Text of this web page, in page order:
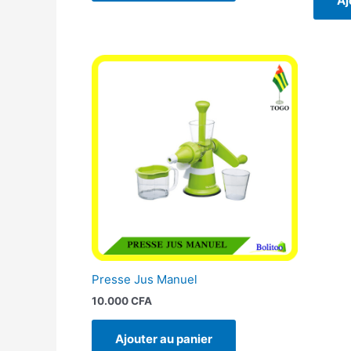
Presse Jus Manuel
10.000CFA
Ajouter au panier